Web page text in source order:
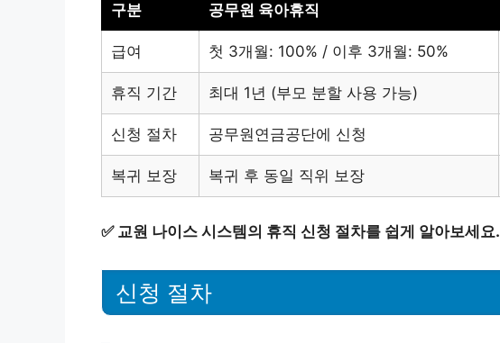
구분 공무원 육아휴직
급여 첫 3개월: 100% / 이후 3개월: 50%
휴직 기간 최대 1년 (부모 분할 사용 가능)
신청 절차 공무원연금공단에 신청
복귀 보장 복귀 후 동일 직위 보장
✅ 교원 나이스 시스템의 휴직 신청 절차를 쉽게 알아보세요.
신청 절차